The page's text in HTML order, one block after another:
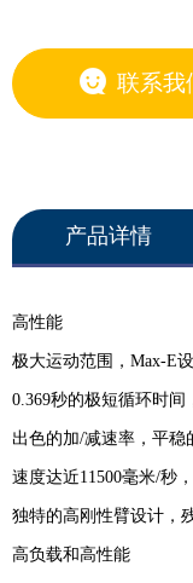
联系我
产品详情
高性能
极大运动范围，Max-E
0.369秒的极短循环时
出色的加/减速率，平稳
速度达近11500毫米/秒
独特的高刚性臂设计，
高负载和高性能